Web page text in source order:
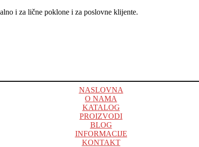
i za lične poklone i za poslovne klijente.
NASLOVNA
O NAMA
KATALOG
PROIZVODI
BLOG
INFORMACIJE
KONTAKT